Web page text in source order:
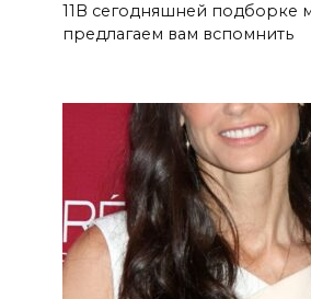
11В сегодняшней подборке
предлагаем вам вспомнить